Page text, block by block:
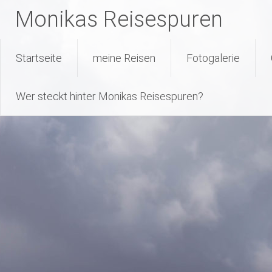
Warning: Attempt to read property "geoplugin_countryCode" on null
Monikas Reisespuren
to
Startseite meine Reisen Fotogalerie
Wer steckt hinter Monikas Reisespuren?